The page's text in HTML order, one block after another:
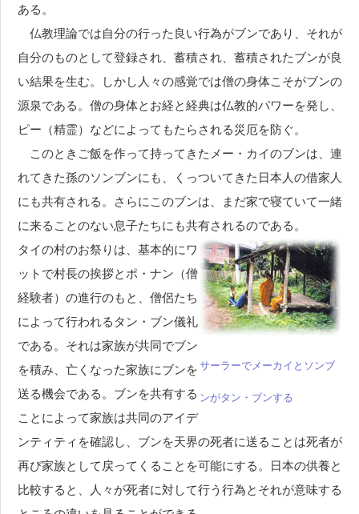
ある。
仏教理論では自分の行った良い行為がブンであり、それが
自分のものとして登録され、蓄積され、蓄積されたブンが良
い結果を生む。しかし人々の感覚では僧の身体こそがブンの
源泉である。僧の身体とお経と経典は仏教的パワーを発し、
ピー（精霊）などによってもたらされる災厄を防ぐ。
このときご飯を作って持ってきたメー・カイのブンは、連
れてきた孫のソンブンにも、くっついてきた日本人の借家人
にも共有される。さらにこのブンは、まだ家で寝ていて一緒
に来ることのない息子たちにも共有されるのである。
サーラーでメーカイとソンブ
ンがタン・ブンする
タイの村のお祭りは、基本的にワ
ットで村長の挨拶とポ・ナン（僧
経験者）の進行のもと、僧侶たち
によって行われるタン・ブン儀礼
である。それは家族が共同でブン
を積み、亡くなった家族にブンを
送る機会である。ブンを共有する
ことによって家族は共同のアイデ
ンティティを確認し、ブンを天界の死者に送ることは死者が
再び家族として戻ってくることを可能にする。日本の供養と
比較すると、人々が死者に対して行う行為とそれが意味する